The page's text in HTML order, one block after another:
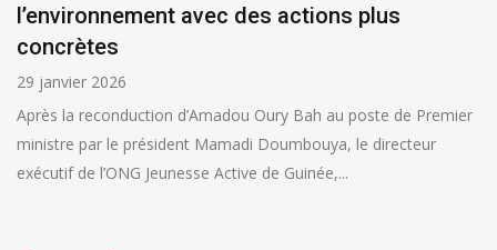
l’environnement avec des actions plus
concrètes
29 janvier 2026
Après la reconduction d’Amadou Oury Bah au poste de Premier
ministre par le président Mamadi Doumbouya, le directeur
exécutif de l’ONG Jeunesse Active de Guinée,...